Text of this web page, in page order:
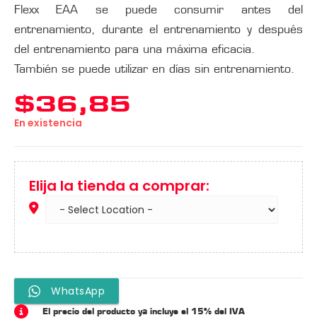
Flexx EAA se puede consumir antes del
entrenamiento, durante el entrenamiento y después
del entrenamiento para una máxima eficacia.
También se puede utilizar en días sin entrenamiento.
$36,85
En existencia
Elija la tienda a comprar:
WhatsApp
El precio del producto ya incluye el 15% del IVA